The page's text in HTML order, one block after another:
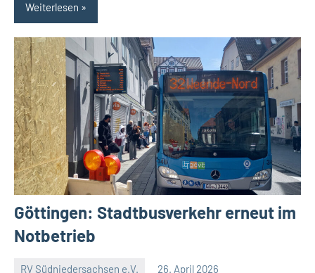
Weiterlesen
Göttingen: Stadtbusverkehr erneut im
Notbetrieb
RV Südniedersachsen e.V. 26. April 2026